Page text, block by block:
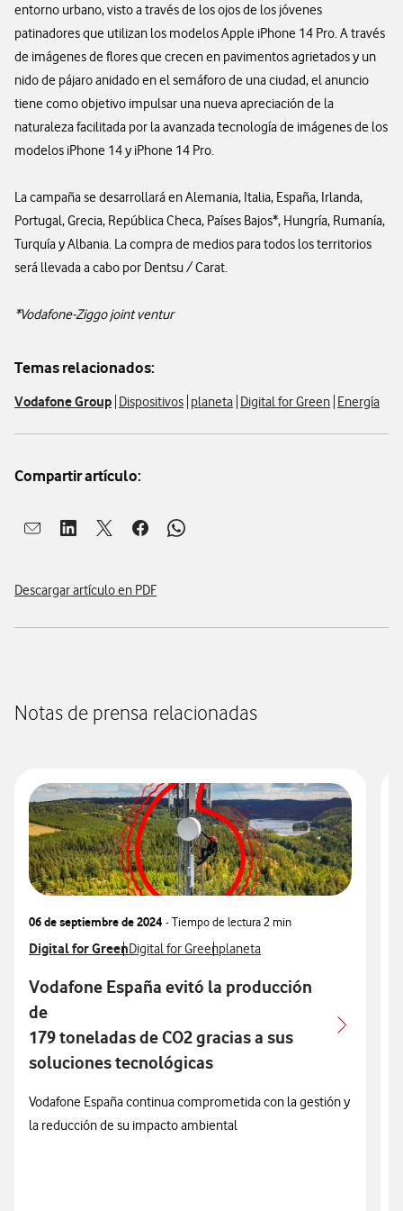
entorno urbano, visto a través de los ojos de los jóvenes
patinadores que utilizan los modelos Apple iPhone 14 Pro. A través
de imágenes de flores que crecen en pavimentos agrietados y un
nido de pájaro anidado en el semáforo de una ciudad, el anuncio
tiene como objetivo impulsar una nueva apreciación de la
naturaleza facilitada por la avanzada tecnología de imágenes de los
modelos iPhone 14 y iPhone 14 Pro.
La campaña se desarrollará en Alemania, Italia, España, Irlanda,
Portugal, Grecia, República Checa, Países Bajos*, Hungría, Rumanía,
Turquía y Albania. La compra de medios para todos los territorios
será llevada a cabo por Dentsu / Carat.
*Vodafone-Ziggo joint ventur
Temas relacionados:
Vodafone Group Dispositivos planeta Digital for Green Energía
Compartir artículo:
Abrir ventana para compartir en mail
Abrir ventana para compartir en linkedin
Abrir ventana para compartir en twitter
Abrir ventana para compartir en facebook
Abrir ventana para compartir en
Descargar artículo en PDF
Notas de prensa relacionadas
06 de septiembre de 2024 - Tiempo de lectura2 min
Ver más notas de prensa relacionados con
Digital for GreenVer más notas de prensa relacionados con
Digital for GreenVer más notas de prensa
planeta
Vodafone España evitó la producción
de
179 toneladas de CO2 gracias a sus
soluciones tecnológicas
Vodafone España continua comprometida con la gestión y
la reducción de su impacto ambiental